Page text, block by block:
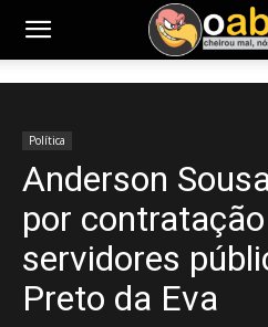
Política
Anderson
por
servidores
Preto da Eva